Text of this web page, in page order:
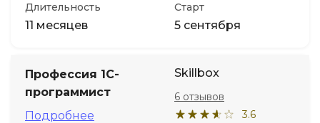
Длительность
11 месяцев
Старт
5 сентября
Профессия 1С-
программист
Подробнее
Skillbox
3.6
6 отзывов